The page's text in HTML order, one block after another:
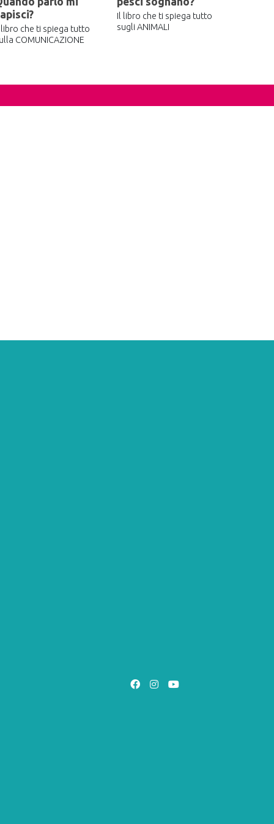
libro che ti spiega tutto
COMUNICAZIONE
Il libro che ti spiega tutto
sugli ANIMALI